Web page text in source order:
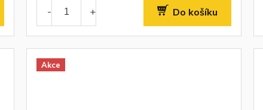
Do košíku
Akce